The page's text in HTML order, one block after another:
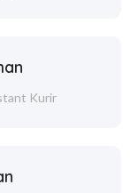
Kurir